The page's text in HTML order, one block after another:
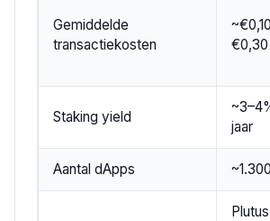
Gemiddelde
transactiekosten
€0,30
Staking yield
jaar
Aantal dApps
Plutus